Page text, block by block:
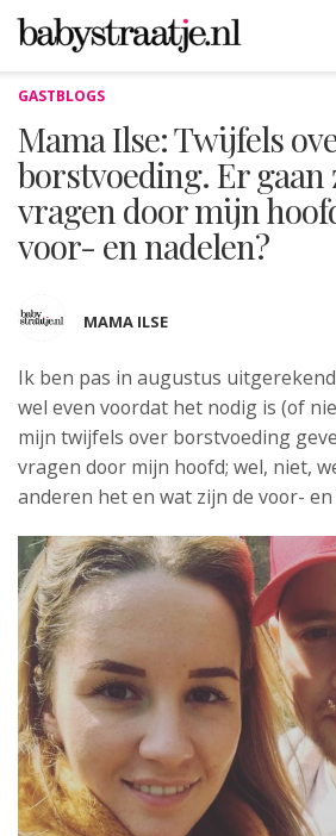
GASTBLOGS
Mama Ilse: Twijfels
borstvoeding. Er gaan
vragen door mijn
voor- en nadelen?
MAMA ILSE
Ik ben pas in augustus
wel even voordat het nodig is (of
mijn twijfels over borstvoeding
vragen door mijn hoofd; wel, niet,
anderen het en wat zijn de voor- en